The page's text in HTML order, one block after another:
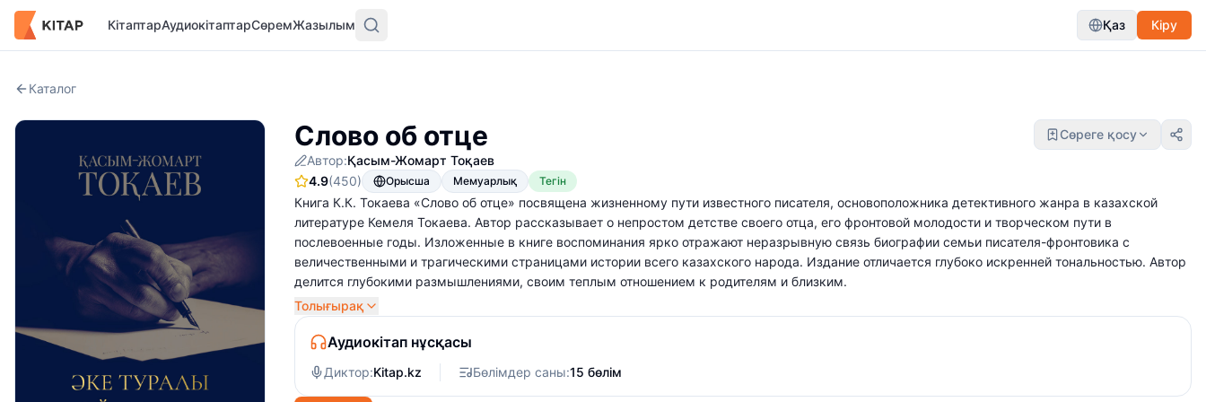
КітаптарАудиокітаптарСөремЖазылым Қаз Кіру
Каталог
Слово об отце
Сөреге қосу
Автор:Қасым-Жомарт Тоқаев
4.9(450) Орысша Мемуарлық Тегін
Книга К.К. Токаева «Слово об отце» посвящена жизненному пути известного писателя, основоположника детективного жанра в казахской
литературе Кемеля Токаева. Автор рассказывает о непростом детстве своего отца, его фронтовой молодости и творческом пути в
послевоенные годы. Изложенные в книге воспоминания ярко отражают неразрывную связь биографии семьи писателя-фронтовика с
величественными и трагическими страницами истории всего казахского народа. Издание отличается глубоко искренней тональностью. Автор
делится глубокими размышлениями, своим теплым отношением к родителям и близким.
Толығырақ
Аудиокітап нұсқасы
Диктор:Kitap.kz Бөлімдер саны:15 бөлім